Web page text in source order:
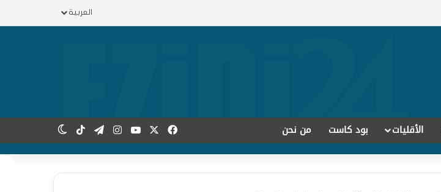
العربية
الأقليات بود كاست من نحن فيسبوك يوتيوبانستقرامتيلقرام‫TikTok